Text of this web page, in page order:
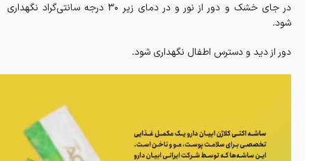
در جای خشک و دور از نور و در دمای زیر 30 درجه سانتی‌گراد نگهداری
شود.
دور از دید و دسترس اطفال نگهداری شود.